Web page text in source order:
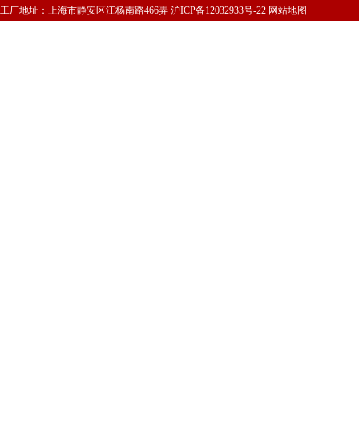
工厂地址：上海市静安区江杨南路466弄 沪ICP备12032933号-22 网站地图